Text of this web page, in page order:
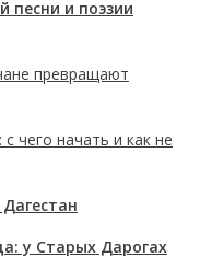
песни и поэзии
превращают
чего начать и как не
у Старых Дарогах